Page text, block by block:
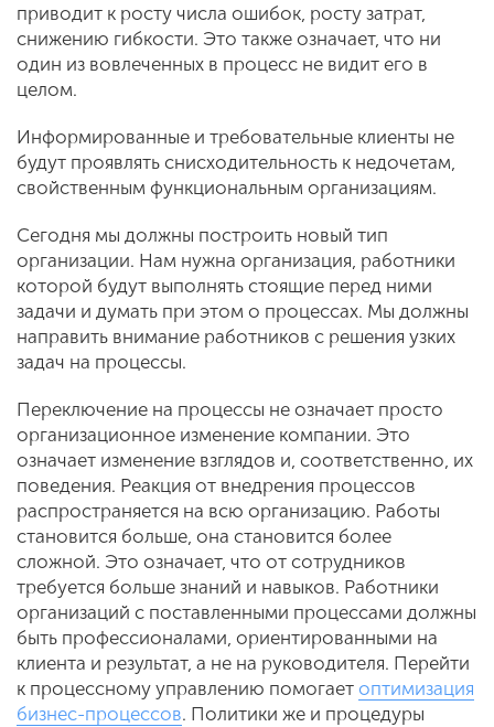
приводит к росту числа ошибок, росту затрат,
снижению гибкости. Это также означает, что ни
один из вовлеченных в процесс не видит его в
целом.
Информированные и требовательные клиенты не
будут проявлять снисходительность к недочетам,
свойственным функциональным организациям.
Сегодня мы должны построить новый тип
организации. Нам нужна организация, работники
которой будут выполнять стоящие перед ними
задачи и думать при этом о процессах. Мы должны
направить внимание работников с решения узких
задач на процессы.
Переключение на процессы не означает просто
организационное изменение компании. Это
означает изменение взглядов и, соответственно, их
поведения. Реакция от внедрения процессов
распространяется на всю организацию. Работы
становится больше, она становится более
сложной. Это означает, что от сотрудников
требуется больше знаний и навыков. Работники
организаций с поставленными процессами должны
быть профессионалами, ориентированными на
клиента и результат, а не на руководителя. Перейти
к процессному управлению помогает оптимизация
бизнес-процессов. Политики же и процедуры